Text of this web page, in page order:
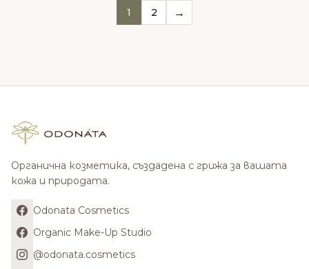
1 2 →
Органична козметика, създадена с грижа за вашата
кожа и природата.
Odonata Cosmetics
Organic Make-Up Studio
@odonata.cosmetics